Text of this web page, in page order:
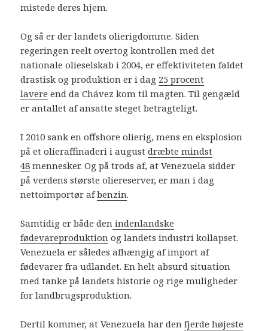
mistede deres hjem.
Og så er der landets olierigdomme. Siden
regeringen reelt overtog kontrollen med det
nationale olieselskab i 2004, er effektiviteten faldet
drastisk og produktion er i dag 25 procent
lavere end da Chávez kom til magten. Til gengæld
er antallet af ansatte steget betragteligt.
I 2010 sank en offshore olierig, mens en eksplosion
på et olieraffinaderi i augustdræbte mindst
48 mennesker. Og på trods af, at Venezuela sidder
på verdens største oliereserver, er man i dag
nettoimportør afbenzin.
Samtidig er både den indenlandske
fødevareproduktion og landets industri kollapset.
Venezuela er således afhængig af import af
fødevarer fra udlandet. En helt absurd situation
med tanke på landets historie og rige muligheder
for landbrugsproduktion.
Dertil kommer, at Venezuela har denfjerde højeste